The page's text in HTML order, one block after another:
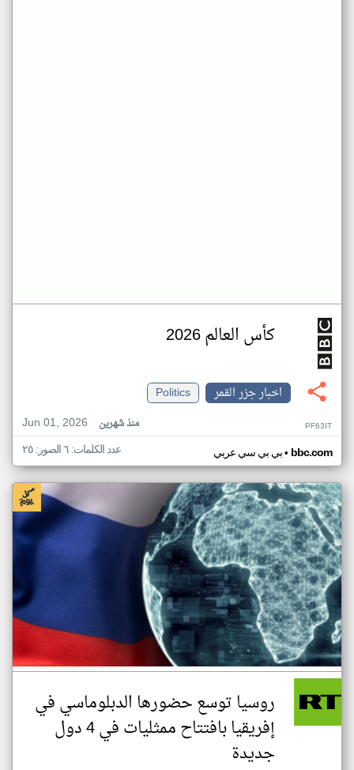
كأس العالم 2026
اخبار جزر القمر
Politics
Jun 01, 2026
منذ شهرين PF63IT
بي بي سي عربي• bbc.com عدد الكلمات: ٦ الصور: ٢٥
روسيا توسع حضورها الدبلوماسي في
إفريقيا بافتتاح ممثليات في 4 دول
جديدة